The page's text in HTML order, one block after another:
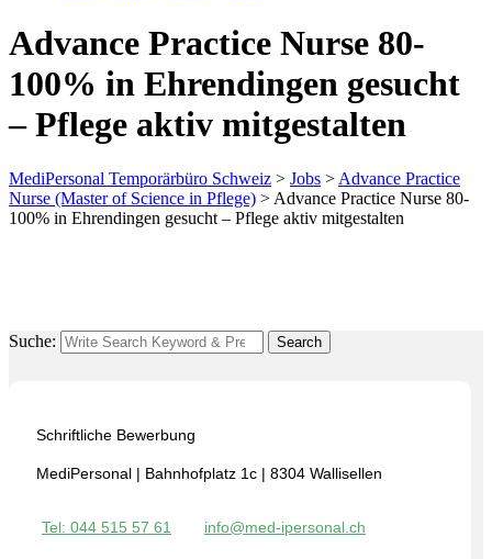
Advance Practice Nurse 80-
100% in Ehrendingen gesucht
– Pflege aktiv mitgestalten
MediPersonal Temporärbüro Schweiz > Jobs > Advance Practice
Nurse (Master of Science in Pflege) > Advance Practice Nurse 80-
100% in Ehrendingen gesucht – Pflege aktiv mitgestalten
Suche: Search
Schriftliche Bewerbung
MediPersonal | Bahnhofplatz 1c | 8304 Wallisellen
Tel: 044 515 57 61 info@med-ipersonal.ch